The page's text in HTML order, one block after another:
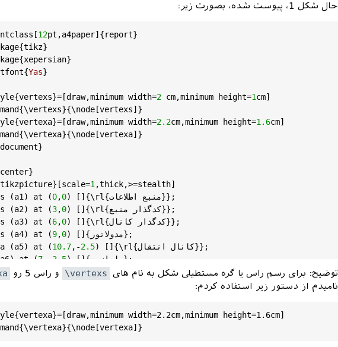
حال شکل 1، پیوست شده، بصورت زیر:
[12pt ,a4paper]{report}
{tikz}
{xepersian}
{Yas}
{vertexs}=[draw,minimum width=2 cm,minimum height=1cm]
{\vertexs}{\node [vertexs]}
{vertexa}=[draw,minimum width=2.2cm,minimum height=1.6cm]
{\vertexa}{\node [vertexa]}
document}
center}
tikzpicture}[scale=1,thick,>=stealth]
(a1) at (0,0) []{\rl{منبع اطلاعات}};
(a2) at (3,0) []{\rl{کدگذار منبع}};
(a3) at (6,0) []{\rl{کدگذار کانال}};
(a4) at (9,0) []{مدولاتور};
(a5) at (10.7,-2.5) []{\rl{کانال انتقال}};
a6) at (7 2.5) []{پارازیت};
( a7 ) at ( 9,-5) []{\rl
{دی مدولاتور}};
( a10 ( ,-
) []{مقصد};
>] ( ) -- ( a2
>] ( a2 a3 );
توضیح: برای رسم راس یا گره مستطیلی شکل به نام های \vertexs و راس 5 رو
نامیدم از دستور زیر استفاده کردم:
width=2.2cm,minimum height=1.6cm]